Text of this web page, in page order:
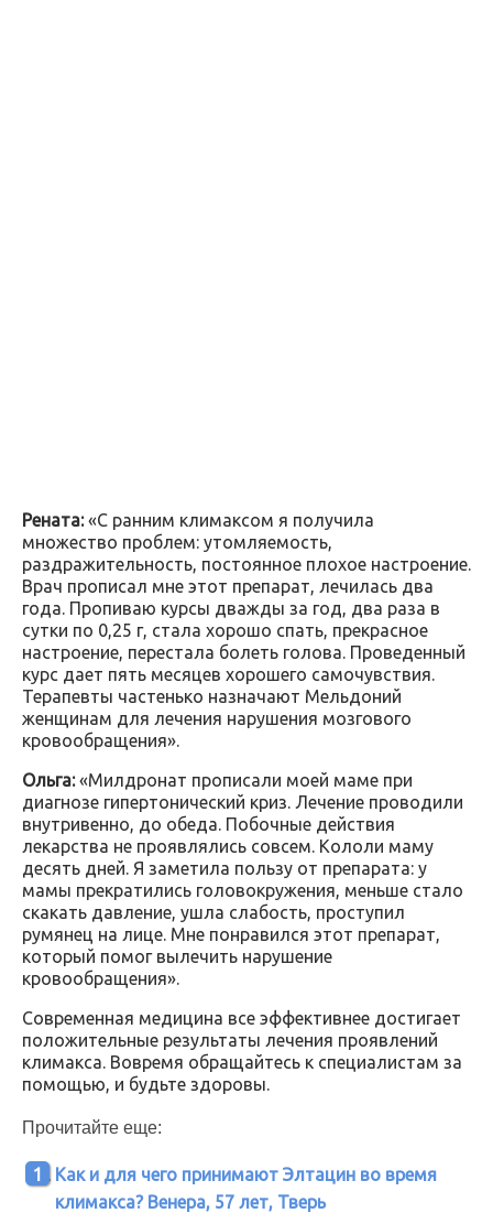
Рената:«С ранним климаксом я получила
множество проблем: утомляемость,
раздражительность, постоянное плохое настроение.
Врач прописал мне этот препарат, лечилась два
года. Пропиваю курсы дважды за год, два раза в
сутки по 0,25 г, стала хорошо спать, прекрасное
настроение, перестала болеть голова. Проведенный
курс дает пять месяцев хорошего самочувствия.
Терапевты частенько назначают Мельдоний
женщинам для лечения нарушения мозгового
кровообращения».
Ольга:«Милдронат прописали моей маме при
диагнозе гипертонический криз. Лечение проводили
внутривенно, до обеда. Побочные действия
лекарства не проявлялись совсем. Кололи маму
десять дней. Я заметила пользу от препарата: у
мамы прекратились головокружения, меньше стало
скакать давление, ушла слабость, проступил
румянец на лице. Мне понравился этот препарат,
который помог вылечить нарушение
кровообращения».
Современная медицина все эффективнее достигает
положительные результаты лечения проявлений
климакса. Вовремя обращайтесь к специалистам за
помощью, и будьте здоровы.
Прочитайте еще:
Как и для чего принимают Элтацин во время
климакса? Венера, 57 лет, Тверь